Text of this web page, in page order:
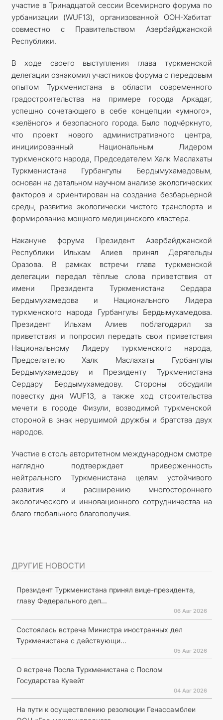
участие в Тринадцатой сессии Всемирного форума по
урбанизации (WUF13), организованной ООН-Хабитат
совместно с Правительством Азербайджанской
Республики.
В ходе своего выступления глава туркменской
делегации ознакомил участников форума с передовым
опытом Туркменистана в области современного
градостроительства на примере города Аркадаг,
успешно сочетающего в себе концепции «умного»,
«зелёного» и безопасного города. Было подчёркнуто,
что проект нового административного центра,
инициированный Национальным Лидером
туркменского народа, Председателем Халк Маслахаты
Туркменистана Гурбангулы Бердымухамедовым,
основан на детальном научном анализе экологических
факторов и ориентирован на создание безбарьерной
среды, развитие экологически чистого транспорта и
формирование мощного медицинского кластера.
Накануне форума Президент Азербайджанской
Республики Ильхам Алиев принял Дерягельды
Оразова. В рамках встречи глава туркменской
делегации передал тёплые слова приветствия от
имени Президента Туркменистана Сердара
Бердымухамедова и Национального Лидера
туркменского народа Гурбангулы Бердымухамедова.
Президент Ильхам Алиев поблагодарил за
приветствия и попросил передать свои приветствия
Национальному Лидеру туркменского народа,
Предселателю Халк Маслахаты Гурбангулы
Бердымухамедову и Президенту Туркменистана
Сердару Бердымухамедову. Стороны обсудили
повестку дня WUF13, а также ход строительства
мечети в городе Физули, возводимой туркменской
стороной в знак нерушимой дружбы и братства двух
народов.
Участие в столь авторитетном международном смотре
наглядно подтверждает приверженность
нейтрального Туркменистана целям устойчивого
развития и расширению многостороннего
экологического и инновационного сотрудничества на
благо глобального благополучия.
ДРУГИЕ НОВОСТИ
Президент Туркменистана принял вице-президента,
главу Федерального деп...
06 Авг 2026
Состоялась встреча Министра иностранных дел
Туркменистана с действующи...
05 Авг 2026
О встрече Посла Туркменистана с Послом
Государства Кувейт
04 Авг 2026
На пути к осуществлению резолюции Генассамблеи